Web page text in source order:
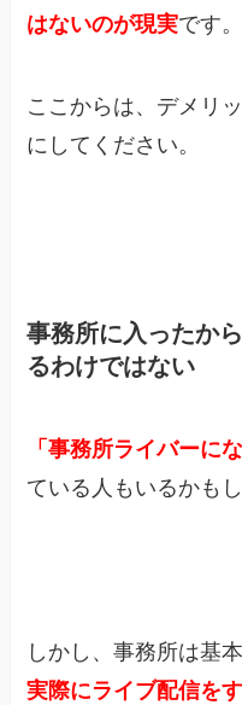
はないのが現実です。
ここからは、デメリ
にしてください。
事務所に入ったか
るわけではない
「事務所ライバーに
ている人もいるかも
しかし、事務所は基
実際にライブ配信を